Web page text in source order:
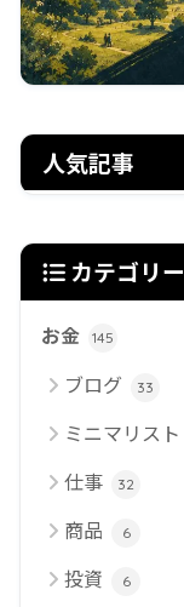
人気記事
カテゴリー
お金 145
ブログ 33
ミニマリスト
仕事 32
商品 6
投資 6